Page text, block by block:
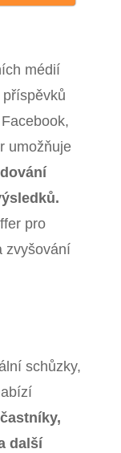
médií
umožňuje
pro
zvyšování
schůzky,
další